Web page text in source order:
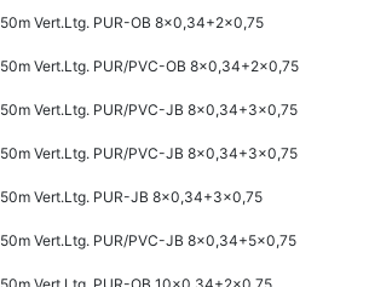
50m Vert.Ltg. PUR-OB 8x0,34+2x0,75
50m Vert.Ltg. PUR/PVC-OB 8x0,34+2x0,75
50m Vert.Ltg. PUR/PVC-JB 8x0,34+3x0,75
50m Vert.Ltg. PUR/PVC-JB 8x0,34+3x0,75
50m Vert.Ltg. PUR-JB 8x0,34+3x0,75
50m Vert.Ltg. PUR/PVC-JB 8x0,34+5x0,75